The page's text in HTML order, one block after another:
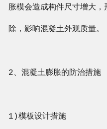
胀模会造成构件尺寸增大
除，影响混凝土外观质量。
2、混凝土膨胀的防治措施
1)模板设计措施